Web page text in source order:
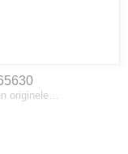
originele…